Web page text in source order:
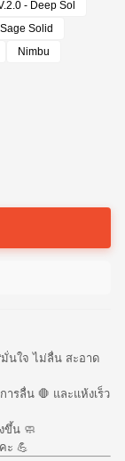
- Deep Sol
Solid
Nimbu
นใจ ไม่ลื่น สะอาด
รลื่น 🛑 และแห้งเร็ว
ขึ้น 🧼
ะ 💪